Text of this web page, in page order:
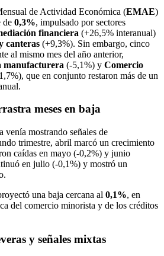
de Actividad Económica (EMAE)
de 0,3%, impulsado por sectores
financiera (+26,5% interanual)
canteras (+9,3%). Sin embargo, cinco
al mismo mes del año anterior,
manufacturera (-5,1%) y Comercio
que en conjunto restaron más de un
meses en baja
mostrando señales de
trimestre, abril marcó un crecimiento
caídas en mayo (-0,2%) y junio
en julio (-0,1%) y mostró un
una baja cercana al 0,1%, en
del comercio minorista y de los créditos
y señales mixtas